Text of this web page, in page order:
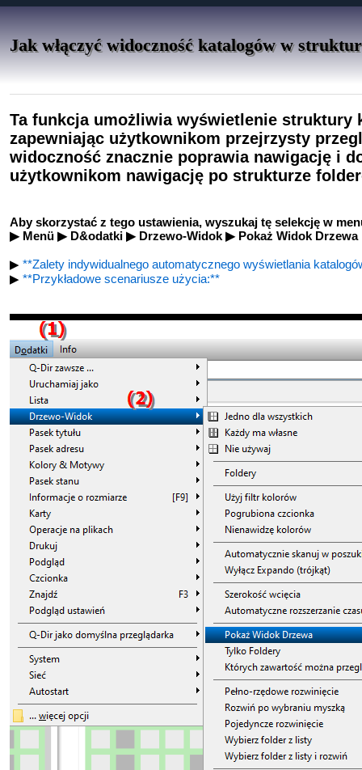
Jak włączyć widoczność katalogów w
Ta funkcja umożliwia wyświetlenie struktury
zapewniając użytkownikom przejrzysty
widoczność znacznie poprawia nawigację i
użytkownikom nawigację po strukturze
Aby skorzystać z tego ustawienia, wyszukaj tę selekcję w
▶ Menü ▶ D&odatki ▶ Drzewo-Widok ▶ Pokaż Widok Drzewa
▶ **Zalety indywidualnego automatycznego wyświetlania
▶ **Przykładowe scenariusze użycia:**